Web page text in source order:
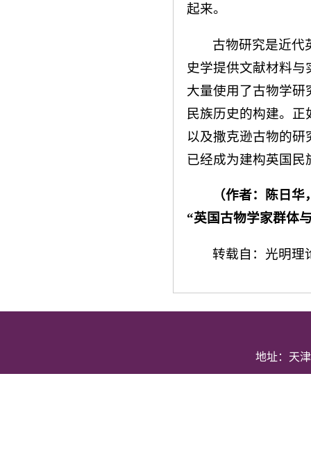
起来。
古物研究是近代
史学提供文献材料
大量使用了古物学
民族历史的构建。
以及撒克逊古物的
已经成为建构英国民
（作者：陈日
“英国古物学家群体
转载自：光明理
地址：天